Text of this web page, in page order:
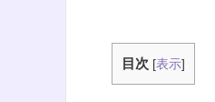
目次 [表示]